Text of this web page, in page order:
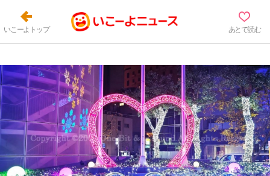
いこーよトップ あとで読む